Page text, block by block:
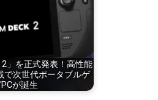
」を正式発表！高性能
で次世代ポータブルゲ
が誕生